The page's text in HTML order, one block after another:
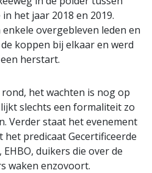
het jaar 2018 en 2019.
overgebleven leden en
koppen bij elkaar en werd
herstart.
het wachten is nog op
slechts een formaliteit zo
Verder staat het evenement
het predicaat Gecertificeerde
duikers die over de
waken enzovoort.